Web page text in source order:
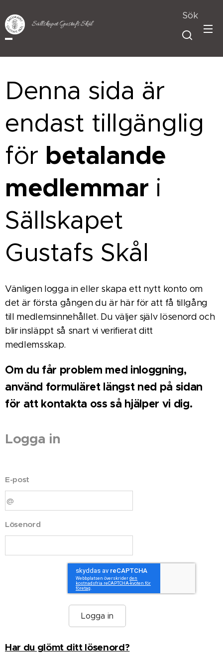
Sällskapet Gustafs Skål
Sök
Denna sida är
endast tillgänglig
för betalande
medlemmar i
Sällskapet
Gustafs Skål
Vänligen logga in eller skapa ett nytt konto om
det är första gången du är här för att få tillgång
till medlemsinnehållet. Du väljer själv lösenord och
blir insläppt så snart vi verifierat ditt
medlemsskap.
Om du får problem med inloggning,
använd formuläret längst ned på sidan
för att kontakta oss så hjälper vi dig.
Logga in
E-post
Lösenord
Logga in
Har du glömt ditt lösenord?